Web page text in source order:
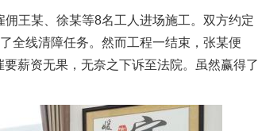
王某、徐某等8名工人进场施工。双方约定
全线清障任务。然而工程一结束，张某便
薪资无果，无奈之下诉至法院。虽然赢得了